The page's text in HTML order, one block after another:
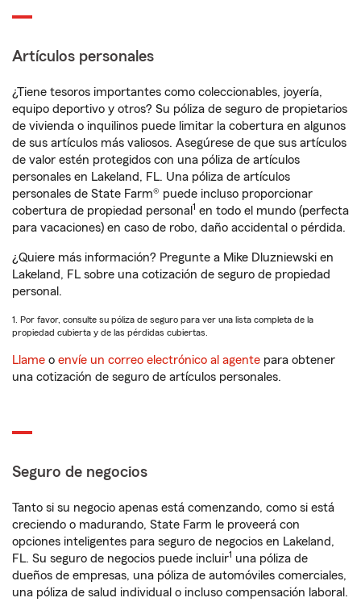
Artículos personales
¿Tiene tesoros importantes como coleccionables, joyería,
equipo deportivo y otros? Su póliza de seguro de propietarios
de vivienda o inquilinos puede limitar la cobertura en algunos
de sus artículos más valiosos. Asegúrese de que sus artículos
de valor estén protegidos con una póliza de artículos
personales en Lakeland, FL. Una póliza de artículos
personales de State Farm® puede incluso proporcionar
cobertura de propiedad personal 1 en todo el mundo (perfecta
para vacaciones) en caso de robo, daño accidental o pérdida.
¿Quiere más información? Pregunte a Mike Dluzniewski en
Lakeland, FL sobre una cotización de seguro de propiedad
personal.
1. Por favor, consulte su póliza de seguro para ver una lista completa de la
propiedad cubierta y de las pérdidas cubiertas.
Llame o envíe un correo electrónico al agente para obtener
una cotización de seguro de artículos personales.
Seguro de negocios
Tanto si su negocio apenas está comenzando, como si está
creciendo o madurando, State Farm le proveerá con
opciones inteligentes para seguro de negocios en Lakeland,
FL. Su seguro de negocios puede incluir1 una póliza de
dueños de empresas, una póliza de automóviles comerciales,
una póliza de salud individual o incluso compensación laboral.